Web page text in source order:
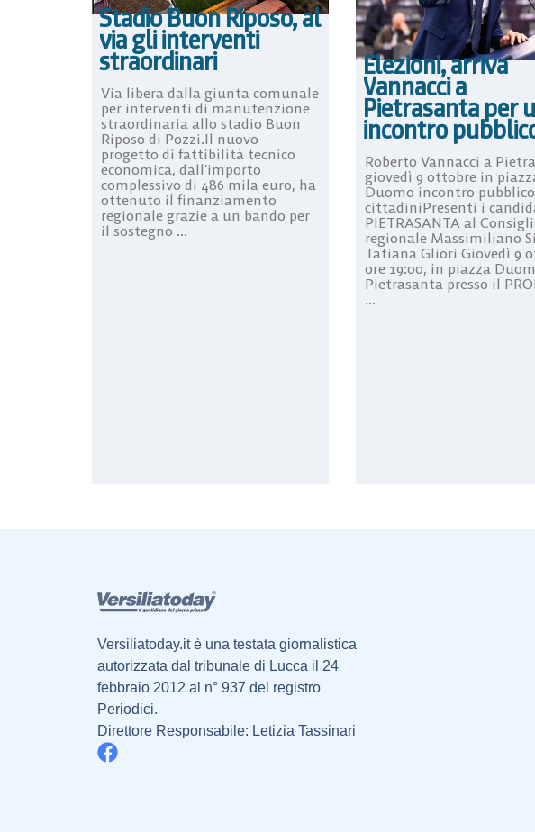
Stadio Buon Riposo, al
via gli interventi
straordinari
Via libera dalla giunta comunale
per interventi di manutenzione
straordinaria allo stadio Buon
Riposo di Pozzi.Il nuovo
progetto di fattibilità tecnico
economica, dall’importo
complessivo di 486 mila euro, ha
ottenuto il finanziamento
regionale grazie a un bando per
il sostegno ...
Elezioni, arriva
Vannacci a
Pietrasanta per
incontro
Roberto Vannacci a
giovedì 9 ottobre in
Duomo incontro
cittadiniPresenti i
PIETRASANTA al
regionale Massimiliano
Tatiana Gliori Giovedì 9
ore 19:00, in piazza
Pietrasanta presso il
...
Versiliatoday.it è una testata giornalistica
autorizzata dal tribunale di Lucca il 24
febbraio 2012 al n° 937 del registro
Periodici.
Direttore Responsabile: Letizia Tassinari